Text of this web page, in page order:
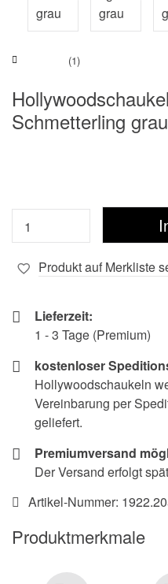
(1)
Schmetterling grau
Produkt auf Merkliste
Lieferzeit:
1 - 3 Tage (Premium)
kostenloser
Hollywoodschaukeln
Vereinbarung per
geliefert.
Premiumversand
Der Versand erfolgt
Artikel-Nummer:
Produktmerkmale